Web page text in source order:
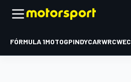
FÓRMULA 1MOTOGPINDYCARWRCWEC